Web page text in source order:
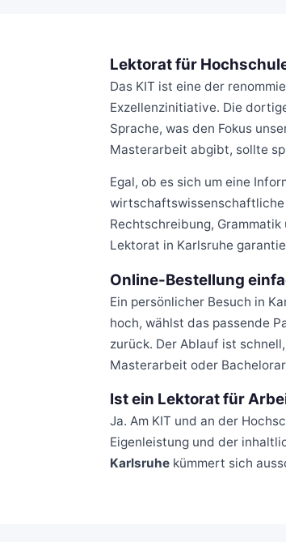
Lektorat für
Das KIT ist eine der
Exzellenzinitiative. Die
Sprache, was den Fokus
Masterarbeit abgibt, sollte
Egal, ob es sich um eine
Rechtschreibung,
Lektorat in Karlsruhe
Online-Bestellung
Ein persönlicher Besuch in
hoch, wählst das passende
zurück. Der Ablauf ist
Masterarbeit oder
Ist ein Lektorat für
Ja. Am KIT und an der
Eigenleistung und der
Karlsruhe kümmert sich